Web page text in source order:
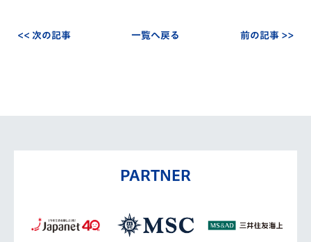
<< 次の記事 一覧へ戻る 前の記事 >>
PARTNER